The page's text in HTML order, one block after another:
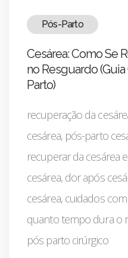
Pós-Parto
Cesárea: Como Se
no Resguardo
Parto)
recuperação da
cesárea, pós-parto
recuperar da cesárea
cesárea, dor após
cesárea, cuidados
quanto tempo dura o
pós parto cirúrgico